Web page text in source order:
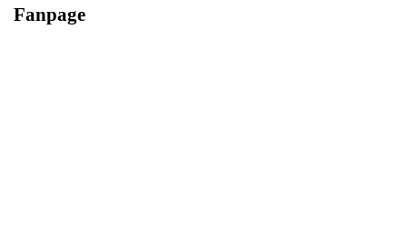
Fanpage